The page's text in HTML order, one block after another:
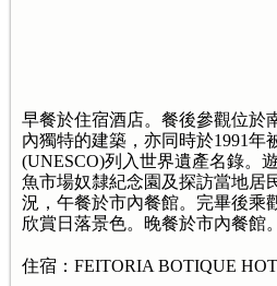
早餐於住宿酒店。餐後參觀位於
內獨特的建築，亦同時於1991年
(UNESCO)列入世界遺產名錄。
魚市場奴隸紀念園及探訪當地居
況，午餐於市內餐館。完畢後乘
欣賞日落景色。晚餐於市內餐館。
住宿：FEITORIA BOTIQUE